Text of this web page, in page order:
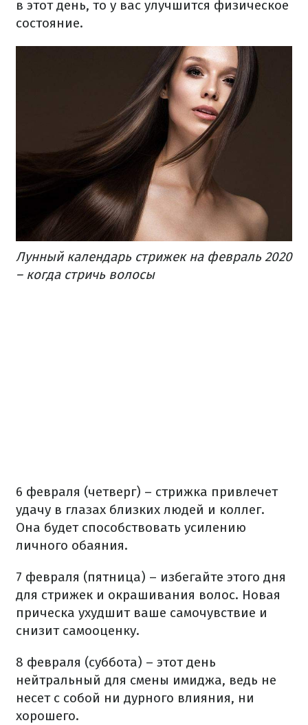
в этот день, то у вас улучшится физическое
состояние.
Лунный календарь стрижек на февраль 2020
– когда стричь волосы
6 февраля (четверг) – стрижка привлечет
удачу в глазах близких людей и коллег.
Она будет способствовать усилению
личного обаяния.
7 февраля (пятница) – избегайте этого дня
для стрижек и окрашивания волос. Новая
прическа ухудшит ваше самочувствие и
снизит самооценку.
8 февраля (суббота) – этот день
нейтральный для смены имиджа, ведь не
несет с собой ни дурного влияния, ни
хорошего.